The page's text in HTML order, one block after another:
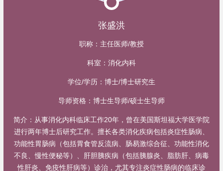
张盛洪
职称： 主任医师/教授
科室： 消化内科
学位/学历： 博士/博士研究生
导师资格： 博士生导师/硕士生导师
简介： 从事消化内科临床工作20年，曾在美国斯坦福大学医学院
进行两年博士后研究工作。擅长各类消化疾病包括炎症性肠病、
功能性胃肠病（包括胃食管反流病、肠易激综合征、功能性消化
不良、慢性便秘等）、肝胆胰疾病（包括胰腺炎、脂肪肝、病毒
性肝炎、免疫性肝病等）诊治，尤其专注炎症性肠病的临床诊